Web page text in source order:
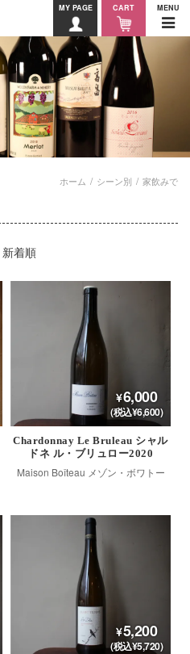
MY PAGE CART MENU
ホーム シーン別 家飲みで
新着順
6,000
(税込¥6,600)
Chardonnay Le Bruleau シャル
ドネ ル・ブリュロー2020
Maison Boîteau メゾン・ボワトー
5,200
(税込¥5,720)